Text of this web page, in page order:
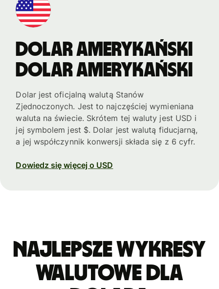
Dolar amerykański
Dolar amerykański
Dolar jest oficjalną walutą Stanów
Zjednoczonych. Jest to najczęściej wymieniana
waluta na świecie. Skrótem tej waluty jest USD i
jej symbolem jest $. Dolar jest walutą fiducjarną,
a jej współczynnik konwersji składa się z 6 cyfr.
Dowiedz się więcej o USD
Najlepsze wykresy
walutowe dla